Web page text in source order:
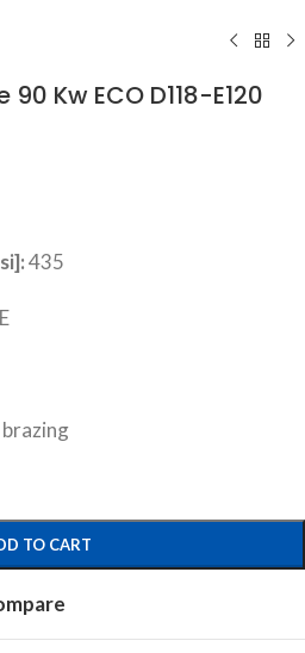
Kw ECO D118-E120
435
TO CART